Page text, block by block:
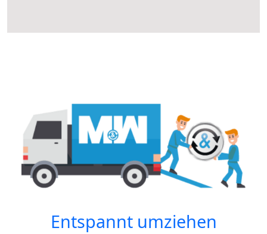
Entspannt umziehen